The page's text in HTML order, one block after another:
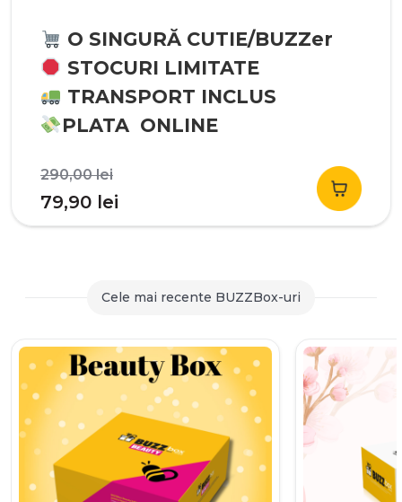
O SINGURĂ CUTIE/BUZZer
STOCURI LIMITATE
TRANSPORT INCLUS
PLATA ONLINE
290,00leiPrețul
inițial
a
290,00 lei.
79,90 lei
curent
79,90 lei.
Cele mai recente BUZZBox-uri